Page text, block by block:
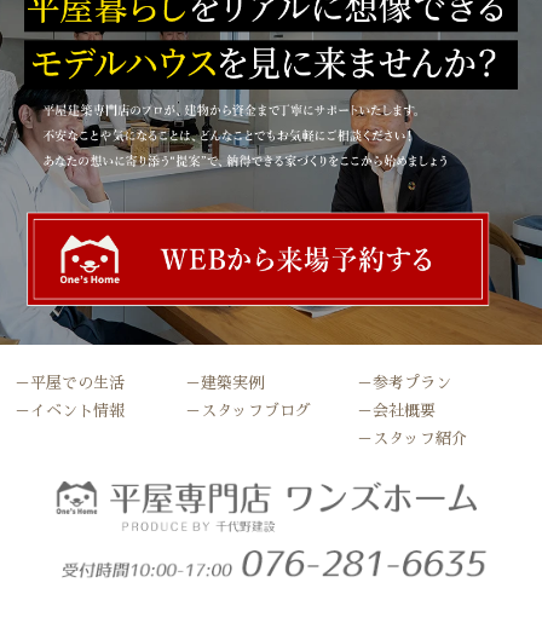
－平屋での生活
－イベント情報
－建築実例
－スタッフブログ
－参考プラン
－会社概要
－スタッフ紹介